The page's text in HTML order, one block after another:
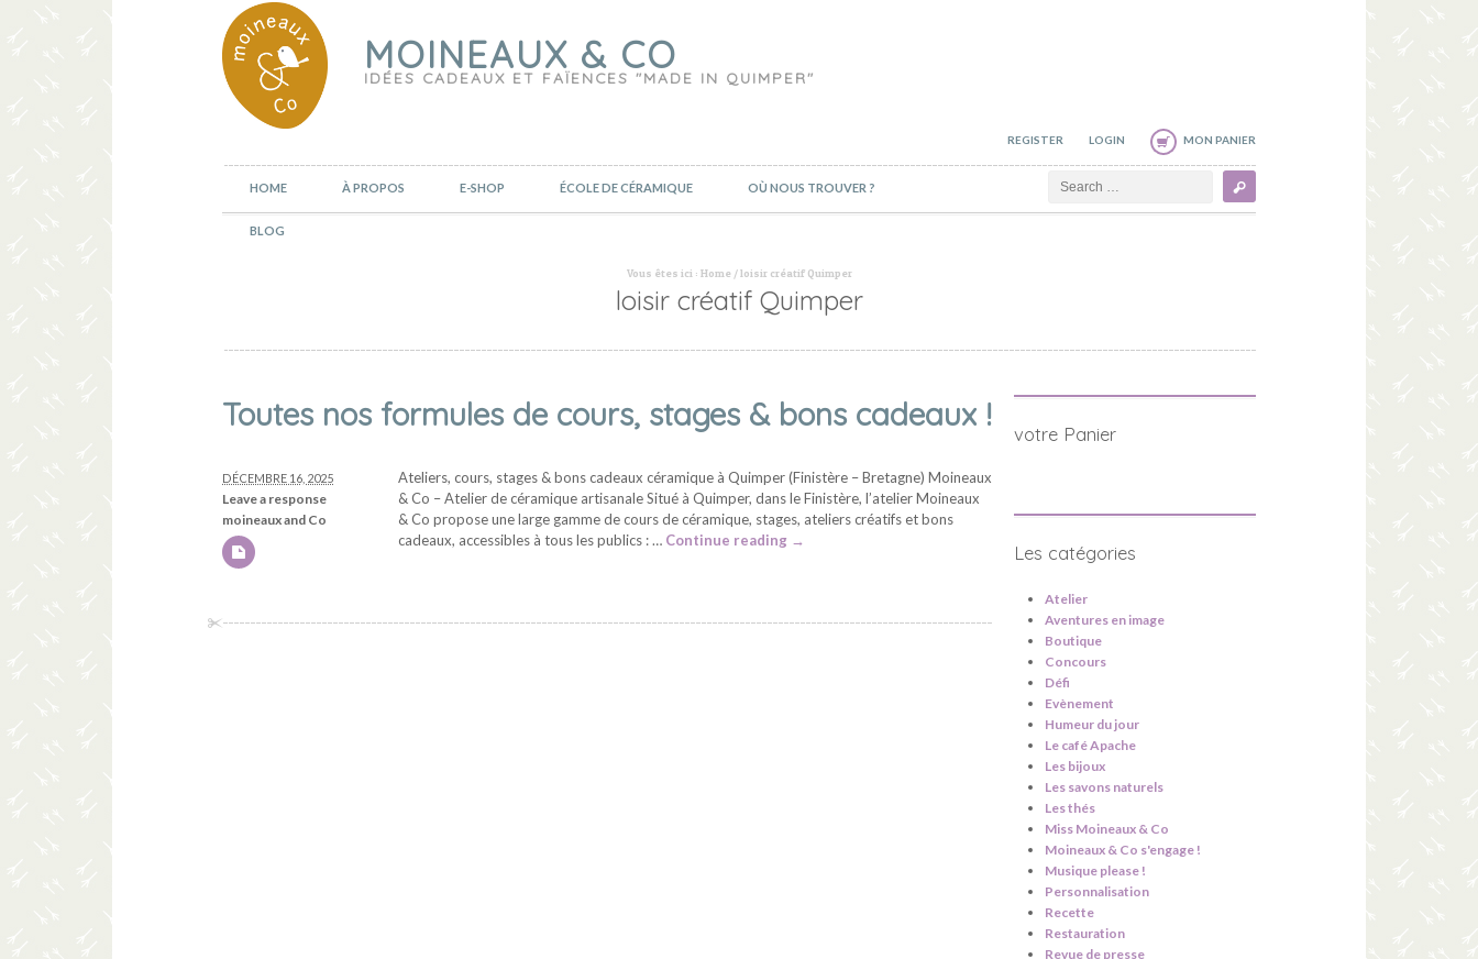
MOINEAUX & CO
IDÉES CADEAUX ET FAÏENCES "MADE IN QUIMPER"
REGISTER LOGIN MON PANIER
HOME À PROPOS E-SHOP ÉCOLE DE CÉRAMIQUE OÙ NOUS TROUVER ?
BLOG
Vous êtes ici : Home / loisir créatif Quimper
loisir créatif Quimper
Toutes nos formules de cours, stages & bons cadeaux !
DÉCEMBRE 16, 2025
Leave a response
moineaux and Co
Ateliers, cours, stages & bons cadeaux céramique à Quimper (Finistère – Bretagne) Moineaux
& Co – Atelier de céramique artisanale Situé à Quimper, dans le Finistère, l’atelier Moineaux
& Co propose une large gamme de cours de céramique, stages, ateliers créatifs et bons
cadeaux, accessibles à tous les publics : … Continue reading →
votre Panier
Les catégories
Atelier
Aventures en image
Boutique
Concours
Défi
Evènement
Humeur du jour
Le café Apache
Les bijoux
Les savons naturels
Les thés
Miss Moineaux & Co
Moineaux & Co s'engage !
Musique please !
Personnalisation
Recette
Restauration
Revue de presse